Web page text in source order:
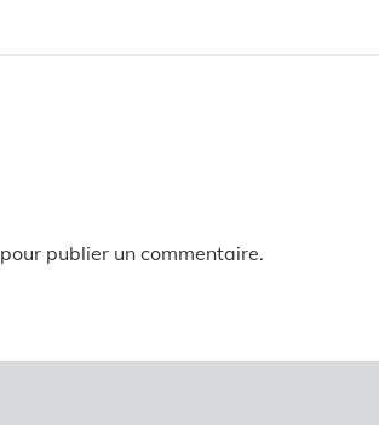
pour publier un commentaire.